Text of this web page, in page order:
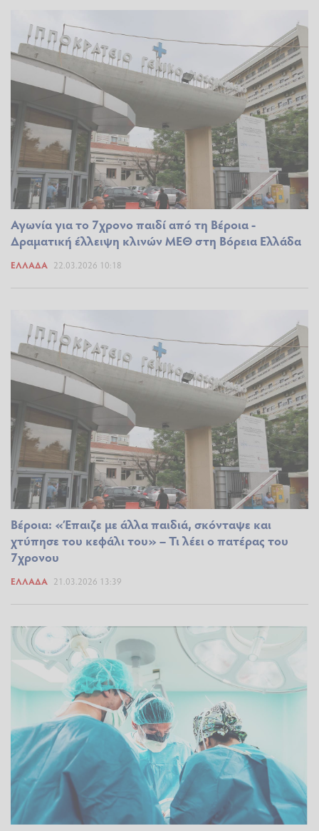
Αγωνία για το 7χρονο παιδί από τη Βέροια -
Δραματική έλλειψη κλινών ΜΕΘ στη Βόρεια Ελλάδα
ΕΛΛΆΔΑ 22.03.2026 10:18
Βέροια: «Έπαιζε με άλλα παιδιά, σκόνταψε και
χτύπησε του κεφάλι του» – Τι λέει ο πατέρας του
7χρονου
ΕΛΛΆΔΑ 21.03.2026 13:39